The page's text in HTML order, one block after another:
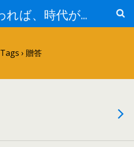
ところ変われば、時代が違えば
Tags › 贈答